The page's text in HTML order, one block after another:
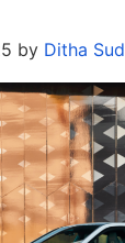
by Ditha